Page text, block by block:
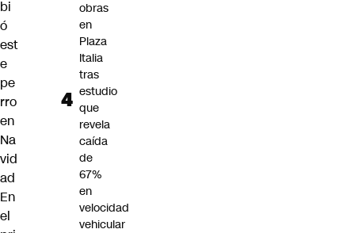
bi
ó
est
e
pe
rro
en
Na
vid
ad
En
el
obras
en
Plaza
Italia
tras
estudio
que
revela
caída
de
67%
en
velocidad
vehicular